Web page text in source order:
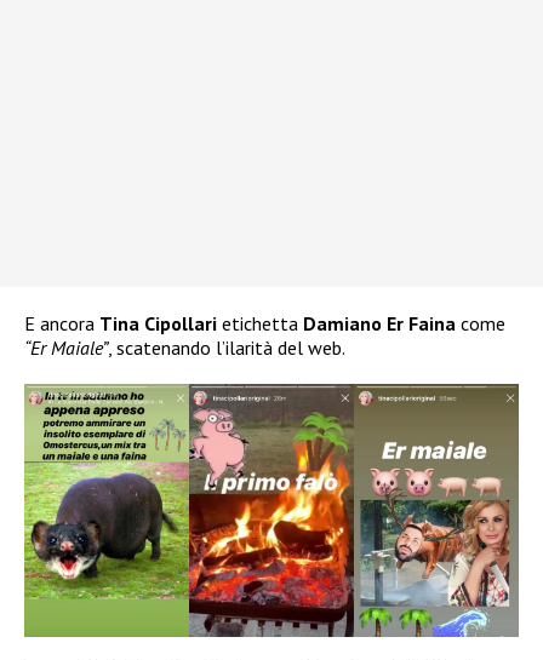
E ancora Tina Cipollari etichetta Damiano Er Faina come
“Er Maiale”, scatenando l’ilarità del web.